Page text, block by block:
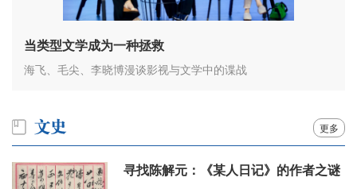
当类型文学成为一种拯救
海飞、毛尖、李晓博漫谈影视与文学中的谍战
更多
寻找陈解元：《某人日记》的作者之谜